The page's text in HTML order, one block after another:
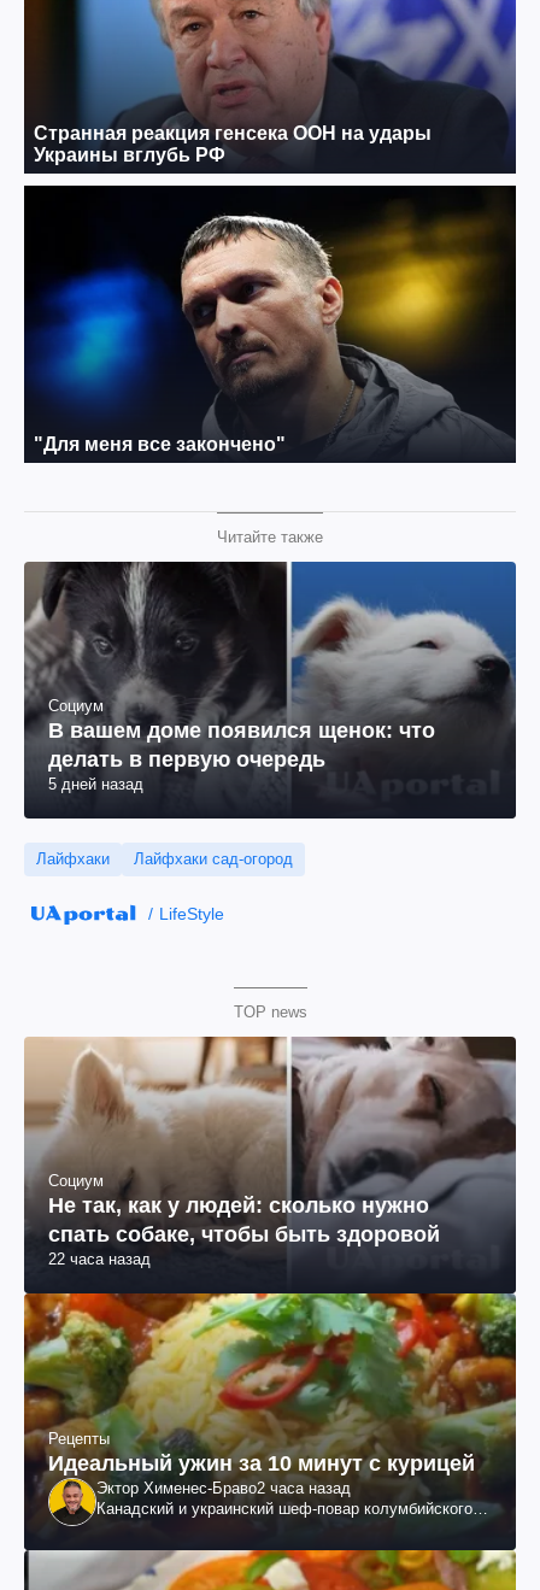
Читайте также
Социум
В вашем доме появился щенок: что
делать в первую очередь
5 дней назад
Лайфхаки Лайфхаки сад-огород
LifeStyle
TOP news
Социум
Не так, как у людей: сколько нужно
спать собаке, чтобы быть здоровой
22 часа назад
Рецепты
Идеальный ужин за 10 минут с курицей
Эктор Хименес-Браво2 часа назад
Канадский и украинский шеф-повар колумбийского